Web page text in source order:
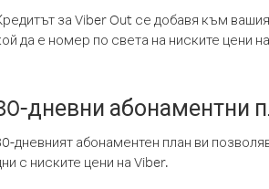
за Viber Out се добавя към
да е номер по света на ниските цени
дневни абонаментни
дневният абонаментен план ви
с ниските цени на Viber.